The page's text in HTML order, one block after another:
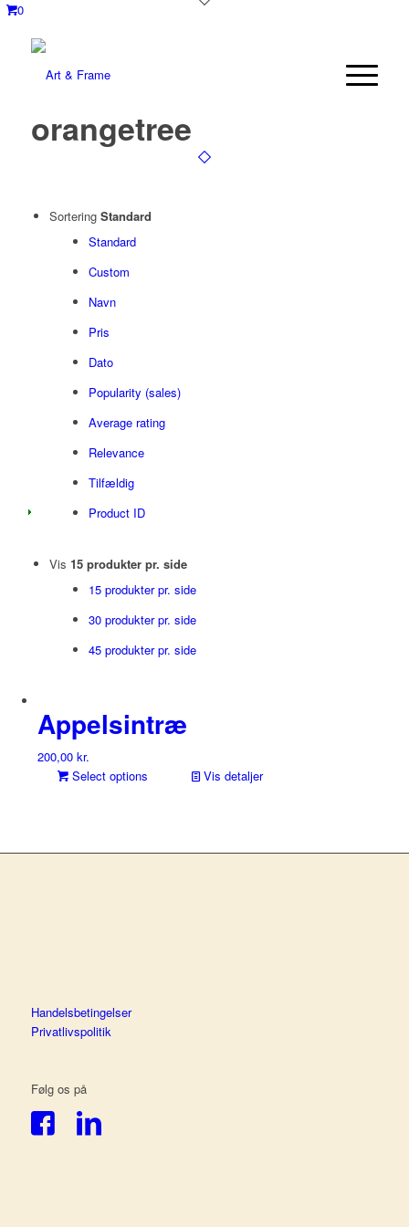
0
orangetree
Sortering Standard
Standard
Custom
Navn
Pris
Dato
Popularity (sales)
Average rating
Relevance
Tilfældig
Product ID
Vis 15 produkter pr. side
15 produkter pr. side
30 produkter pr. side
45 produkter pr. side
Appelsintræ
200,00 kr.
Select options
Vis detaljer
Handelsbetingelser
Privatlivspolitik
Følg os på